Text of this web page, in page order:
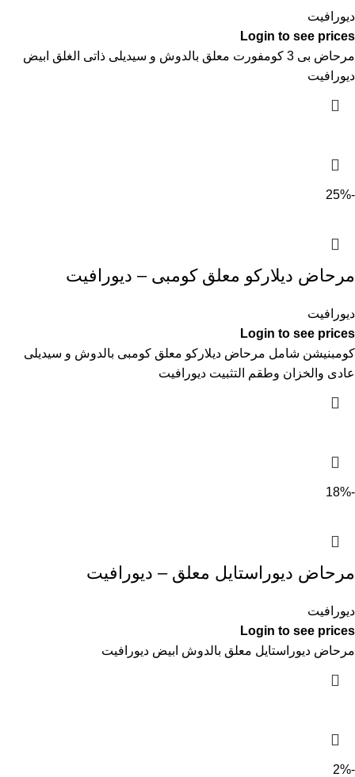
ديورافيت
Login to see prices
مرحاض بى 3 كومفورت معلق بالدوش و سيديلى ذاتى الغلق ابيض
ديورافيت
-25%
مرحاض ديلاركو معلق كومبى – ديورافيت
ديورافيت
Login to see prices
كومبنيشن شامل مرحاض ديلاركو معلق كومبى بالدوش و سيديلى
عادى والخزان وطقم التثبيت ديورافيت
-18%
مرحاض ديوراستايل معلق – ديورافيت
ديورافيت
Login to see prices
مرحاض ديوراستايل معلق بالدوش ابيض ديورافيت
-2%